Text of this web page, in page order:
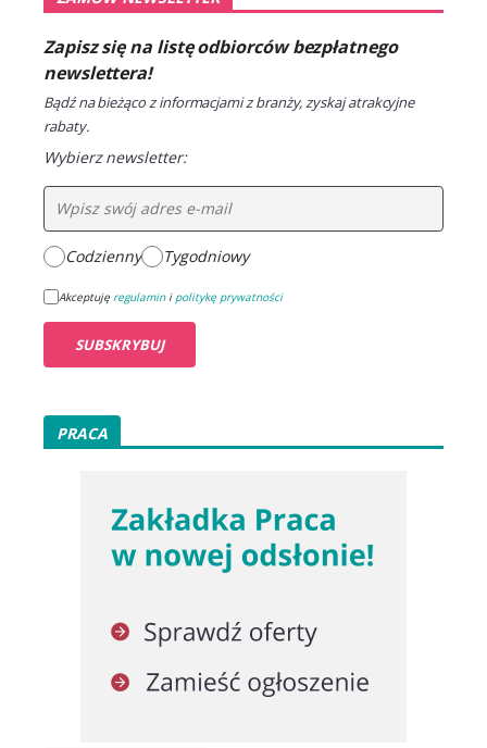
Zapisz się na listę odbiorców bezpłatnego
newslettera!
Bądź na bieżąco z informacjami z branży, zyskaj atrakcyjne
rabaty.
Wybierz newsletter:
Codzienny Tygodniowy
Akceptuję regulamini politykę prywatności
PRACA